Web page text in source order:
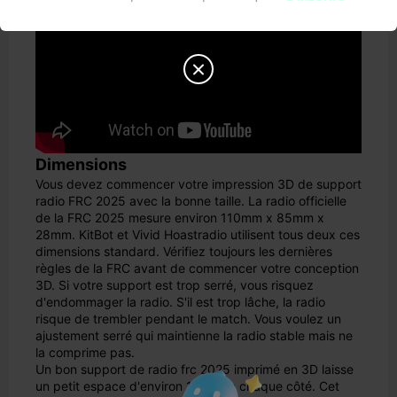
Dimensions
Vous devez commencer votre impression 3D de support
radio FRC 2025 avec la bonne taille. La radio officielle
de la FRC 2025 mesure environ 110mm x 85mm x
28mm. KitBot et Vivid Hoastradio utilisent tous deux ces
dimensions standard. Vérifiez toujours les dernières
règles de la FRC avant de commencer votre conception
3D. Si votre support est trop serré, vous risquez
d'endommager la radio. S'il est trop lâche, la radio
risque de trembler pendant le match. Vous voulez un
ajustement serré qui maintienne la radio stable mais ne
la comprime pas.
Un bon support de radio frc 2025 imprimé en 3D laisse
un petit espace d'environ 1 mm de chaque côté. Cet
